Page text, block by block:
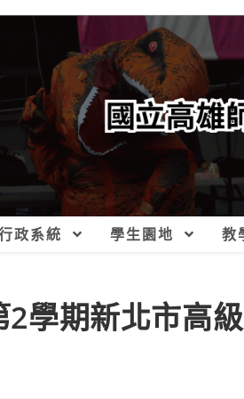
政系統 學生園地 教
學期新北市高